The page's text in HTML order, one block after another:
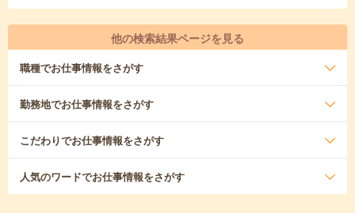
他の検索結果ページを見る
職種でお仕事情報をさがす
勤務地でお仕事情報をさがす
こだわりでお仕事情報をさがす
人気のワードでお仕事情報をさがす